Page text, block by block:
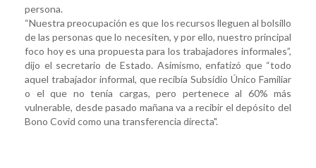
persona.
“Nuestra preocupación es que los recursos lleguen al bolsillo
de las personas que lo necesiten, y por ello, nuestro principal
foco hoy es una propuesta para los trabajadores informales”,
dijo el secretario de Estado. Asimismo, enfatizó que “todo
aquel trabajador informal, que recibía Subsidio Único Familiar
o el que no tenía cargas, pero pertenece al 60% más
vulnerable, desde pasado mañana va a recibir el depósito del
Bono Covid como una transferencia directa".